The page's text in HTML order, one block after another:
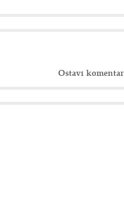
Ostavi komentar